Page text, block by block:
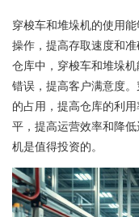
穿梭车和堆垛机的使用
操作，提高存取速度和
仓库中，穿梭车和堆垛
错误，提高客户满意度
的占用，提高仓库的利
平，提高运营效率和降
机是值得投资的。